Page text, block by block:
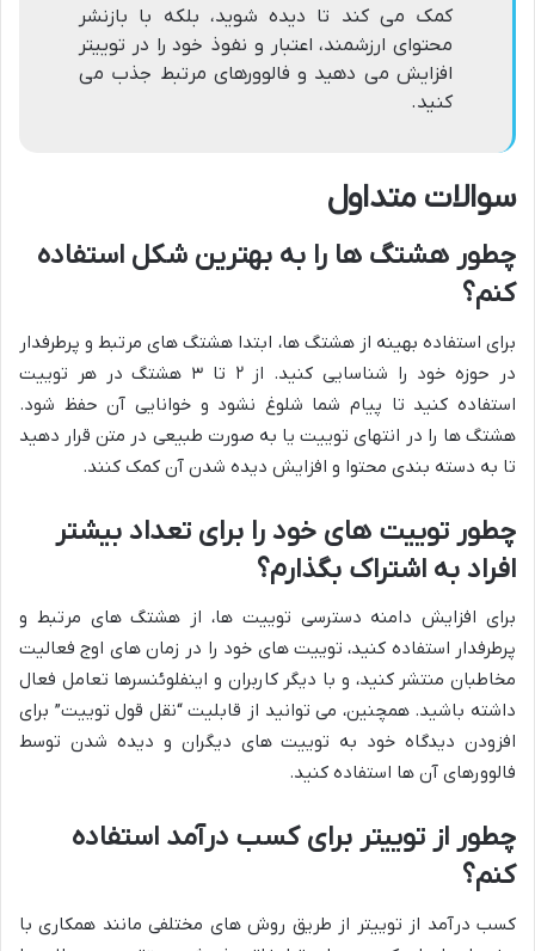
کمک می کند تا دیده شوید، بلکه با بازنشر
محتوای ارزشمند، اعتبار و نفوذ خود را در توییتر
افزایش می دهید و فالوورهای مرتبط جذب می
کنید.
سوالات متداول
چطور هشتگ ها را به بهترین شکل استفاده
کنم؟
برای استفاده بهینه از هشتگ ها، ابتدا هشتگ های مرتبط و پرطرفدار
در حوزه خود را شناسایی کنید. از ۲ تا ۳ هشتگ در هر توییت
استفاده کنید تا پیام شما شلوغ نشود و خوانایی آن حفظ شود.
هشتگ ها را در انتهای توییت یا به صورت طبیعی در متن قرار دهید
تا به دسته بندی محتوا و افزایش دیده شدن آن کمک کنند.
چطور توییت های خود را برای تعداد بیشتر
افراد به اشتراک بگذارم؟
برای افزایش دامنه دسترسی توییت ها، از هشتگ های مرتبط و
پرطرفدار استفاده کنید، توییت های خود را در زمان های اوج فعالیت
مخاطبان منتشر کنید، و با دیگر کاربران و اینفلوئنسرها تعامل فعال
داشته باشید. همچنین، می توانید از قابلیت “نقل قول توییت” برای
افزودن دیدگاه خود به توییت های دیگران و دیده شدن توسط
فالوورهای آن ها استفاده کنید.
چطور از توییتر برای کسب درآمد استفاده
کنم؟
کسب درآمد از توییتر از طریق روش های مختلفی مانند همکاری با